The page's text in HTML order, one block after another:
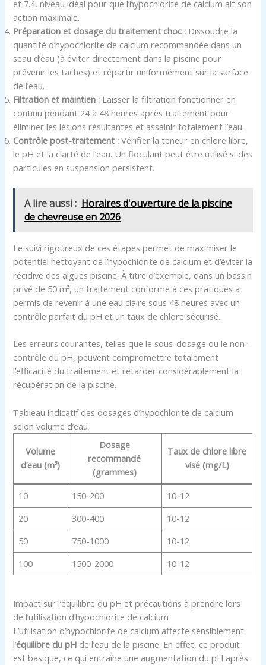
et 7.4, niveau idéal pour que l’hypochlorite de calcium ait son
action maximale.
Préparation et dosage du traitement choc : Dissoudre la
quantité d’hypochlorite de calcium recommandée dans un
seau d’eau (à éviter directement dans la piscine pour
prévenir les taches) et répartir uniformément sur la surface
de l’eau.
Filtration et maintien : Laisser la filtration fonctionner en
continu pendant 24 à 48 heures après traitement pour
éliminer les lésions résultantes et assainir totalement l’eau.
Contrôle post-traitement : Vérifier la teneur en chlore libre,
le pH et la clarté de l’eau. Un floculant peut être utilisé si des
particules en suspension persistent.
A lire aussi : Horaires d'ouverture de la piscine
de chevreuse en 2026
Le suivi rigoureux de ces étapes permet de maximiser le
potentiel nettoyant de l’hypochlorite de calcium et d’éviter la
récidive des algues piscine. À titre d’exemple, dans un bassin
privé de 50 m³, un traitement conforme à ces pratiques a
permis de revenir à une eau claire sous 48 heures avec un
contrôle parfait du pH et un taux de chlore sécurisé.
Les erreurs courantes, telles que le sous-dosage ou le non-
contrôle du pH, peuvent compromettre totalement
l’efficacité du traitement et retarder considérablement la
récupération de la piscine.
Tableau indicatif des dosages d’hypochlorite de calcium
selon volume d’eau
Volume
d’eau (m³)
Dosage
recommandé
(grammes)
Taux de chlore libre
visé (mg/L)
10 150-200
10-12
20
300-400
10-12
50
750-1000
10-12
100
1500-2000 10-12
Impact sur l’équilibre du pH et précautions à prendre lors
de l’utilisation d’hypochlorite de calcium
L’utilisation d’hypochlorite de calcium affecte sensiblement
l’équilibre du pH de l’eau de la piscine. En effet, ce produit
est basique, ce qui entraîne une augmentation du pH après